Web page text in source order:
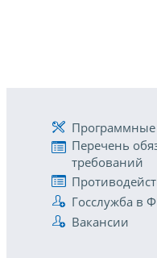
Программные
Перечень
требований
Госслужба в
Вакансии